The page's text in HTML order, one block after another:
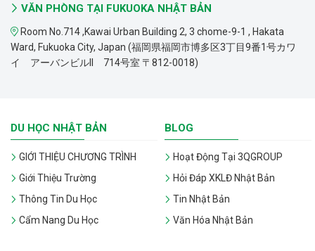
VĂN PHÒNG TẠI FUKUOKA NHẬT BẢN
Room No.714 ,Kawai Urban Building 2, 3 chome-9-1 , Hakata
Ward, Fukuoka City, Japan (福岡県福岡市博多区3丁目9番1号カワ
イ アーバンビルII 714号室 〒812-0018)
DU HỌC NHẬT BẢN
GIỚI THIỆU CHƯƠNG TRÌNH
Giới Thiệu Trường
Thông Tin Du Học
Cẩm Nang Du Học
BLOG
Hoạt Động Tại 3QGROUP
Hỏi Đáp XKLĐ Nhật Bản
Tin Nhật Bản
Văn Hóa Nhật Bản